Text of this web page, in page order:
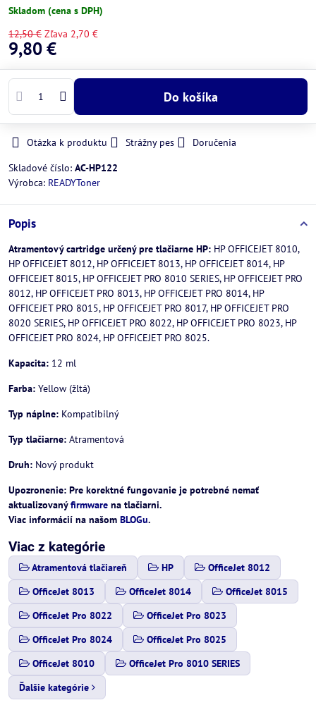
Skladom (cena s DPH)
12,50 € Zľava 2,70 €
9,80 €
Do košíka
Otázka k produktu Strážny pes
Doručenia
Skladové číslo: AC-HP122
Výrobca: READYToner
Popis
Atramentový cartridge určený pre tlačiarne HP: HP OFFICEJET 8010,
HP OFFICEJET 8012, HP OFFICEJET 8013, HP OFFICEJET 8014, HP
OFFICEJET 8015, HP OFFICEJET PRO 8010 SERIES, HP OFFICEJET PRO
8012, HP OFFICEJET PRO 8013, HP OFFICEJET PRO 8014, HP
OFFICEJET PRO 8015, HP OFFICEJET PRO 8017, HP OFFICEJET PRO
8020 SERIES, HP OFFICEJET PRO 8022, HP OFFICEJET PRO 8023, HP
OFFICEJET PRO 8024, HP OFFICEJET PRO 8025.
Kapacita: 12 ml
Farba: Yellow (žltá)
Typ náplne: Kompatibilný
Typ tlačiarne: Atramentová
Druh: Nový produkt
Upozronenie: Pre korektné fungovanie je potrebné nemať
aktualizovanýfirmware na tlačiarni.
Viac informácií na našom BLOGu.
Viac z kategórie
Atramentová tlačiareň HP
OfficeJet 8012
OfficeJet 8013
OfficeJet 8014
OfficeJet 8015
OfficeJet Pro 8022
OfficeJet Pro 8023
OfficeJet Pro 8024
OfficeJet Pro 8025
OfficeJet 8010
OfficeJet Pro 8010 SERIES
Ďalšie kategórie